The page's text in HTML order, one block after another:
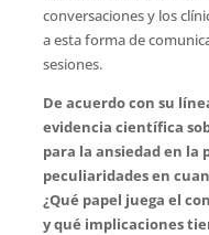
conversaciones y los
a esta forma de
sesiones.
De acuerdo con su
evidencia científica
para la ansiedad en
peculiaridades en
¿Qué papel juega el
y qué implicaciones